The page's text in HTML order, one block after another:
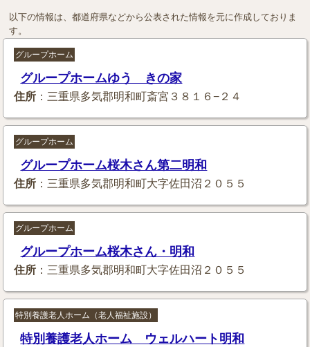
以下の情報は、都道府県などから公表された情報を元に作成しておりま
す。
グループホーム
グループホームゆう きの家
住所 ：三重県多気郡明和町斎宮３８１６−２４
グループホーム
グループホーム桜木さん第二明和
住所 ：三重県多気郡明和町大字佐田沼２０５５
グループホーム
グループホーム桜木さん・明和
住所 ：三重県多気郡明和町大字佐田沼２０５５
特別養護老人ホーム（老人福祉施設）
特別養護老人ホーム ウェルハート明和